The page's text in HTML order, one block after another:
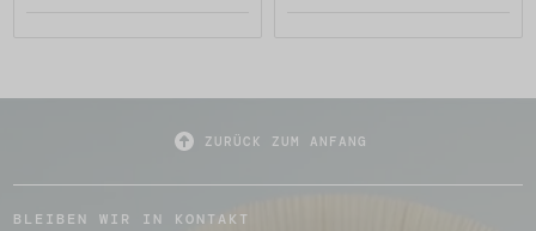
ZURÜCK ZUM ANFANG
BLEIBEN WIR IN KONTAKT